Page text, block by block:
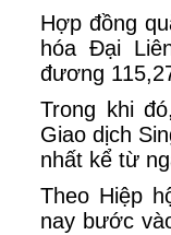
Hợp đồng
hóa Đại
đương
Trong khi
Giao dịch
nhất kể từ
Theo Hiệp
nay bước